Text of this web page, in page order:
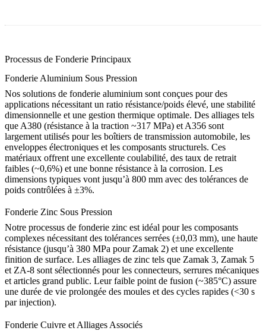
Processus de Fonderie Principaux
Fonderie Aluminium Sous Pression
Nos solutions de fonderie aluminium sont conçues pour des
applications nécessitant un ratio résistance/poids élevé, une stabilité
dimensionnelle et une gestion thermique optimale. Des alliages tels
que A380 (résistance à la traction ~317 MPa) et A356 sont
largement utilisés pour les boîtiers de transmission automobile, les
enveloppes électroniques et les composants structurels. Ces
matériaux offrent une excellente coulabilité, des taux de retrait
faibles (~0,6%) et une bonne résistance à la corrosion. Les
dimensions typiques vont jusqu’à 800 mm avec des tolérances de
poids contrôlées à ±3%.
Fonderie Zinc Sous Pression
Notre processus de fonderie zinc est idéal pour les composants
complexes nécessitant des tolérances serrées (±0,03 mm), une haute
résistance (jusqu’à 380 MPa pourZamak 2) et une excellente
finition de surface. Les alliages de zinc tels que Zamak 3, Zamak 5
etZA-8 sont sélectionnés pour les connecteurs, serrures mécaniques
et articles grand public. Leur faible point de fusion (~385°C) assure
une durée de vie prolongée des moules et des cycles rapides (<30 s
par injection).
Fonderie Cuivre et Alliages Associés